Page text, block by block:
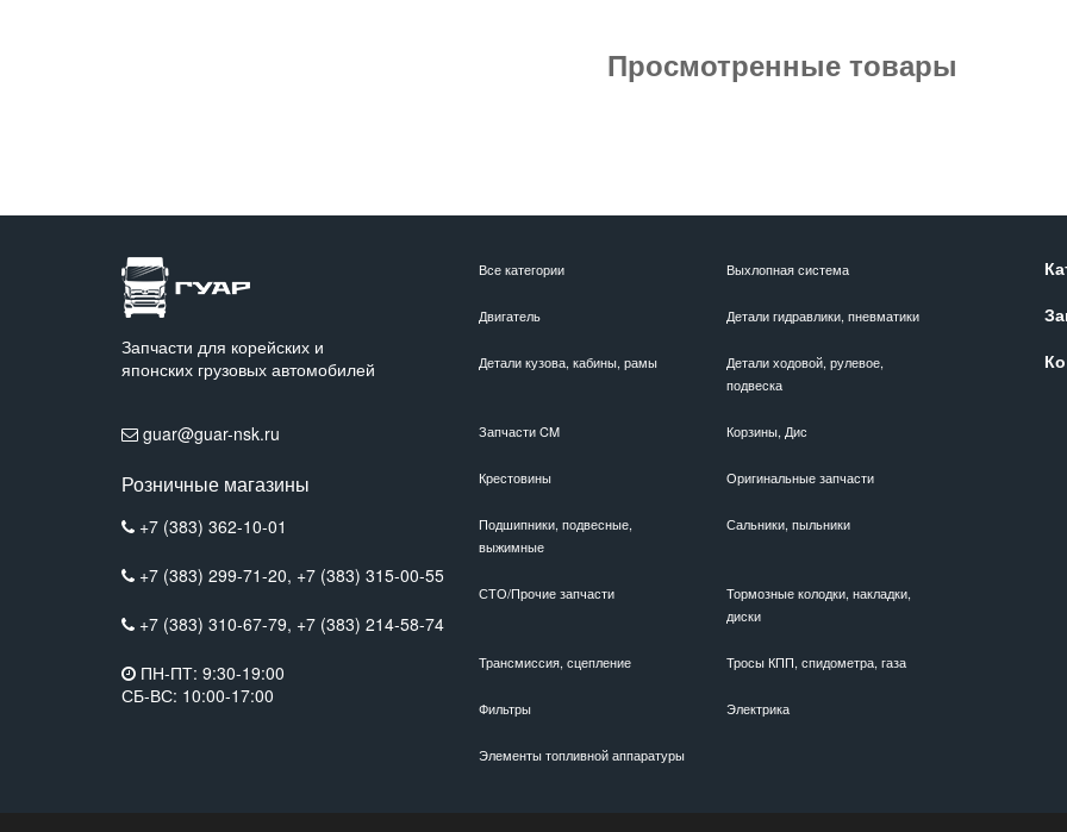
Просмотренные товары
Запчасти для корейских и
японских грузовых автомобилей
guar@guar-nsk.ru
Розничные магазины
+7 (383) 362-10-01
+7 (383) 299-71-20, +7 (383) 315-00-55
+7 (383) 310-67-79, +7 (383) 214-58-74
ПН-ПТ: 9:30-19:00
СБ-ВС: 10:00-17:00
Все категории Выхлопная система
Двигатель Детали гидравлики, пневматики
Детали кузова, кабины, рамы
Детали ходовой, рулевое,
подвеска
Запчасти CM Корзины, Дис
Крестовины Оригинальные запчасти
Подшипники, подвесные,
выжимные
Сальники, пыльники
СТО/Прочие запчасти
Тормозные колодки, накладки,
диски
Трансмиссия, сцепление Тросы КПП, спидометра, газа
Фильтры Электрика
Элементы топливной аппаратуры